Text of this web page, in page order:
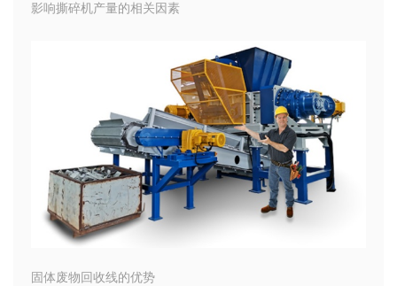
影响撕碎机产量的相关因素
固体废物回收线的优势